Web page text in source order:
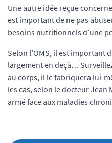
Une autre idée reçue
est important de ne pas
besoins nutritionnels d’une
Selon l’OMS, il est important
largement en deçà…
au corps, il le fabriquera lui-
les cas, selon le docteur
armé face aux maladies